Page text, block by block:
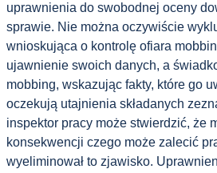
uprawnienia do swobodnej oceny
sprawie. Nie można oczywiście
wnioskująca o kontrolę ofiara
ujawnienie swoich danych, a
mobbing, wskazując fakty, które go
oczekują utajnienia składanych
inspektor pracy może stwierdzić, że
konsekwencji czego może zalecić
wyeliminował to zjawisko.